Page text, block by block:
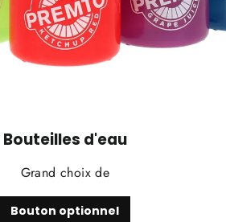
Bouteilles d'eau
Grand choix de
Bouton optionnel